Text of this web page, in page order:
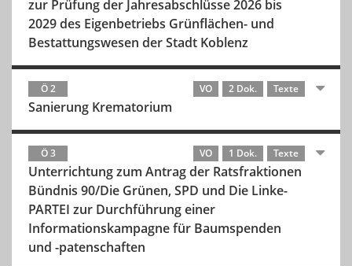
zur Prüfung der Jahresabschlüsse 2026 bis
2029 des Eigenbetriebs Grünflächen- und
Bestattungswesen der Stadt Koblenz
Ö 2 VO 2 Dok. Texte
Sanierung Krematorium
Ö 3 VO 1 Dok. Texte
Unterrichtung zum Antrag der Ratsfraktionen
Bündnis 90/Die Grünen, SPD und Die Linke-
PARTEI zur Durchführung einer
Informationskampagne für Baumspenden
und -patenschaften